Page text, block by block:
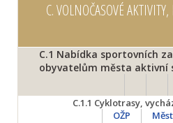
C.VOLNOČASOVÉ
C.1 Nabídka sportovních
obyvatelům města aktivní
C.1.1 Cyklotrasy,
OŽP